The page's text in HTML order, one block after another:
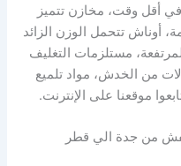
أقل وقت، مخازن تتميز
أوناش تتحمل الوزن الزائد
مستلزمات التغليف
من الخدش، مواد تلميع
موقعنا على الإنترنت.
من جدة الي قطر